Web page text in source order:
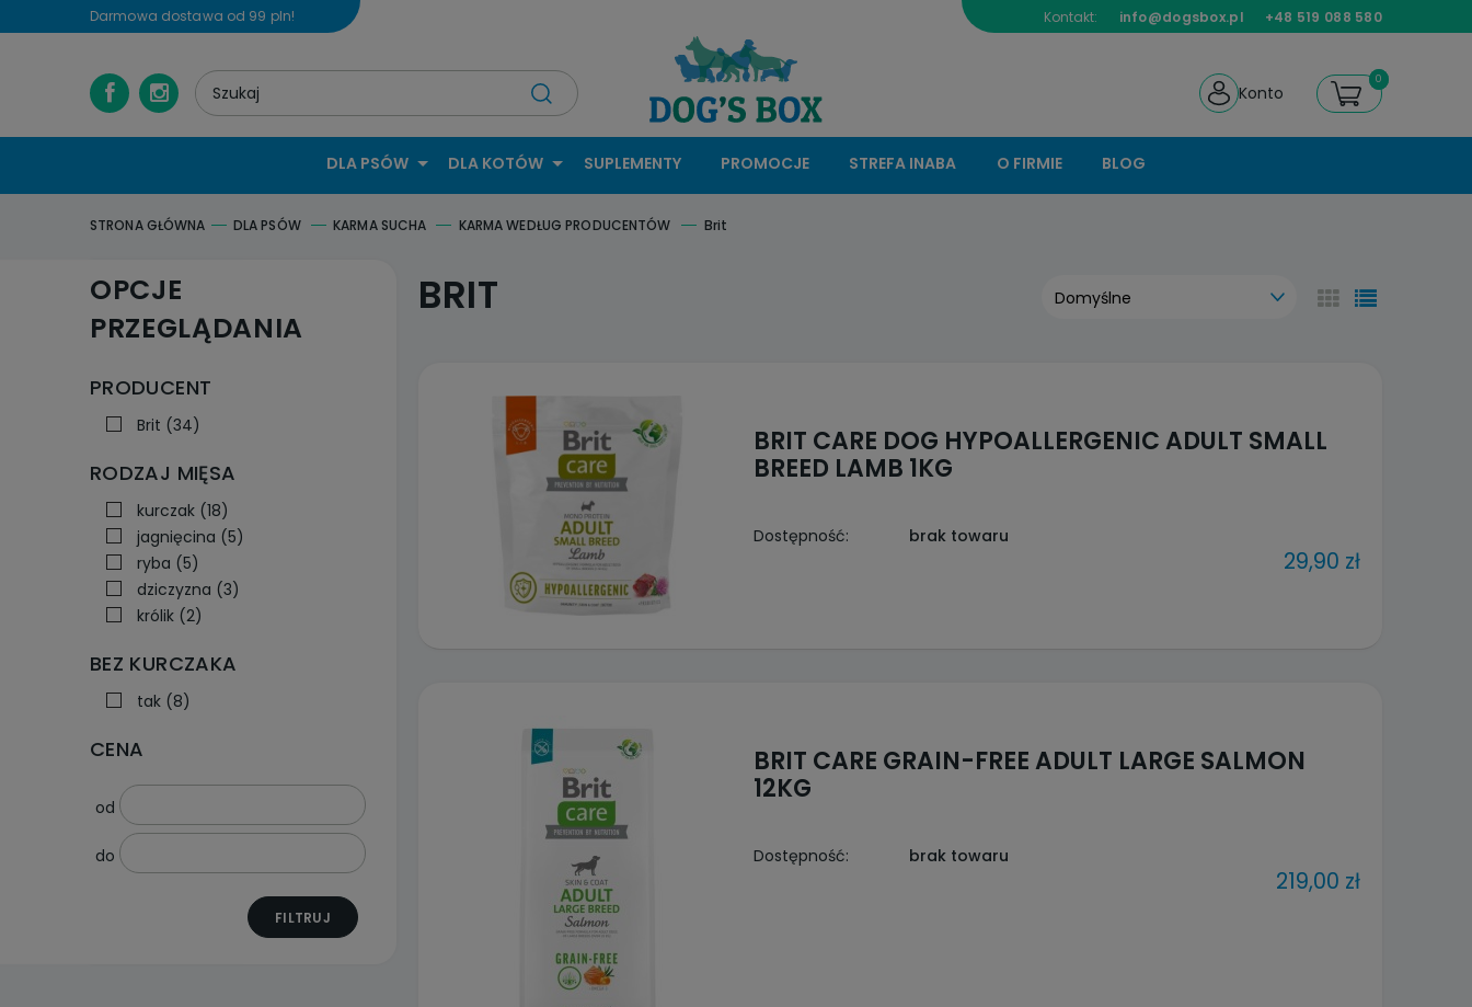
Darmowa dostawa od 99 pln! Kontakt: info@dogsbox.pl +48 519 088 580
Konto
DLA PSÓW DLA KOTÓW SUPLEMENTY PROMOCJE STREFA INABA O FIRMIE BLOG
STRONA GŁÓWNA DLA PSÓW KARMA SUCHA KARMA WEDŁUG PRODUCENTÓW Brit
OPCJE
PRZEGLĄDANIA
PRODUCENT
Brit (34)
RODZAJ MIĘSA
kurczak (18)
jagnięcina (5)
ryba (5)
dziczyzna (3)
królik (2)
BEZ KURCZAKA
tak (8)
CENA
od
do
FILTRUJ
BRIT
BRIT CARE DOG HYPOALLERGENIC ADULT SMALL
BREED LAMB 1KG
Dostępność: brak towaru
29,90 zł
BRIT CARE GRAIN-FREE ADULT LARGE SALMON
12KG
Dostępność: brak towaru
219,00 zł